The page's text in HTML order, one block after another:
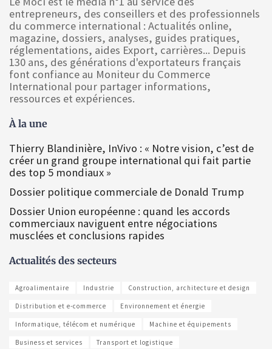
entrepreneurs, des conseillers et des professionnels
du commerce international : Actualités online,
magazine, dossiers, analyses, guides pratiques,
réglementations, aides Export, carrières... Depuis
130 ans, des générations d'exportateurs français
font confiance au Moniteur du Commerce
International pour partager informations,
ressources et expériences.
À la une
Thierry Blandinière, InVivo : « Notre vision, c’est de
créer un grand groupe international qui fait partie
des top 5 mondiaux »
Dossier politique commerciale de Donald Trump
Dossier Union européenne : quand les accords
commerciaux naviguent entre négociations
musclées et conclusions rapides
Actualités des secteurs
Agroalimentaire Industrie Construction, architecture et design
Distribution et e-commerce Environnement et énergie
Informatique, télécom et numérique Machine et équipements
Business et services Transport et logistique